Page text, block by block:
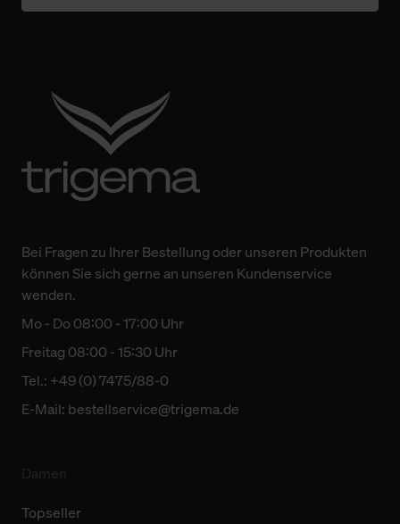
Bei Fragen zu Ihrer Bestellung oder unseren Produkten
können Sie sich gerne an unseren Kundenservice
wenden.
Mo - Do 08:00 - 17:00 Uhr
Freitag 08:00 - 15:30 Uhr
Tel.: +49 (0) 7475/88-0
E-Mail: bestellservice@trigema.de
Topseller